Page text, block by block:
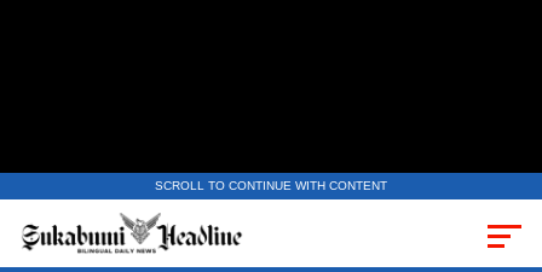
SCROLL TO CONTINUE WITH CONTENT